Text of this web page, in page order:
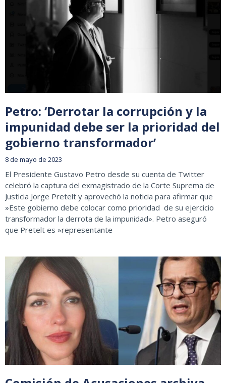
Petro: ‘Derrotar la corrupción y la
impunidad debe ser la prioridad del
gobierno transformador’
8 de mayo de 2023
El Presidente Gustavo Petro desde su cuenta de Twitter
celebró la captura del exmagistrado de la Corte Suprema de
Justicia Jorge Pretelt y aprovechó la noticia para afirmar que
»Este gobierno debe colocar como prioridad de su ejercicio
transformador la derrota de la impunidad». Petro aseguró
que Pretelt es »representante